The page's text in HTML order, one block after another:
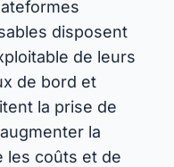
disposent
de leurs
de bord et
la prise de
la
les coûts et de